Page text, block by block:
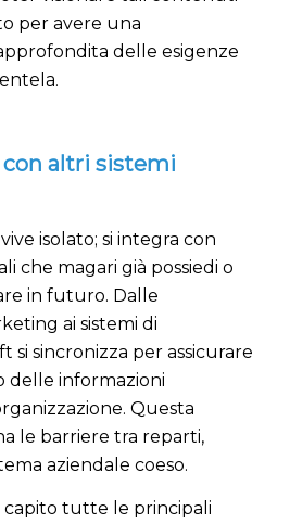
per avere una
delle esigenze
altri sistemi
isolato; si integra con
che magari già possiedi o
in futuro. Dalle
ai sistemi di
si sincronizza per assicurare
delle informazioni
Questa
le barriere tra reparti,
aziendale coeso.
capito tutte le principali